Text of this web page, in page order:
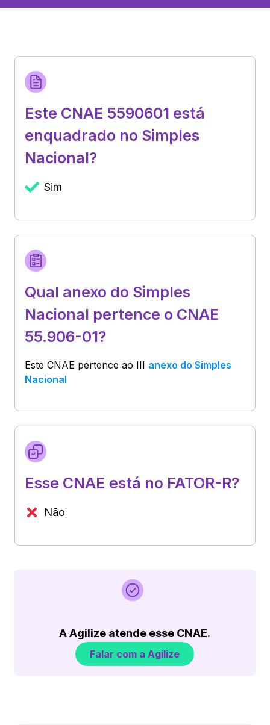
Este CNAE 5590601 está
enquadrado no Simples
Nacional?
Sim
Qual anexo do Simples
Nacional pertence o CNAE
55.906-01?
Este CNAE pertence ao III anexo do Simples
Nacional
Esse CNAE está no FATOR-R?
Não
A Agilize atende esse CNAE.
Falar com a Agilize